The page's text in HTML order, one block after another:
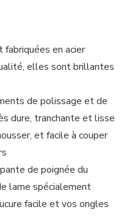
en acier
elles sont brillantes
de polissage et de
dure, tranchante et lisse
et facile à couper
de poignée du
lame spécialement
facile et vos ongles